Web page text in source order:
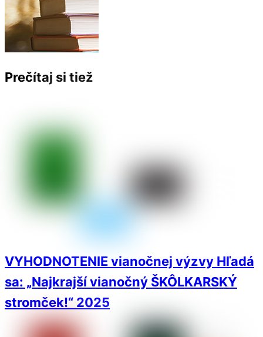
Prečítaj si tiež
VYHODNOTENIE vianočnej výzvy Hľadá
sa: „Najkrajší vianočný ŠKÔLKARSKÝ
stromček!“ 2025